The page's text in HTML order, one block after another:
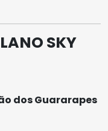
SKY
dos Guararapes